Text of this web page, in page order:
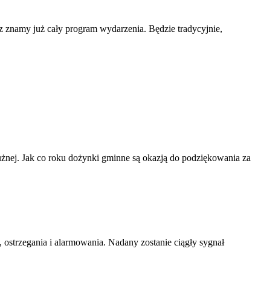
już cały program wydarzenia. Będzie tradycyjnie,
Jak co roku dożynki gminne są okazją do podziękowania za
i alarmowania. Nadany zostanie ciągły sygnał